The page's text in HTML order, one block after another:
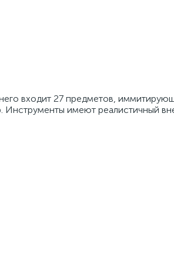
входит 27 предметов,
Инструменты имеют реалистичный